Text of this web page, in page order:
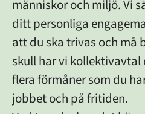
människor och miljö. Vi
ditt personliga
att du ska trivas och må
skull har vi
flera förmåner som du
jobbet och på fritiden.